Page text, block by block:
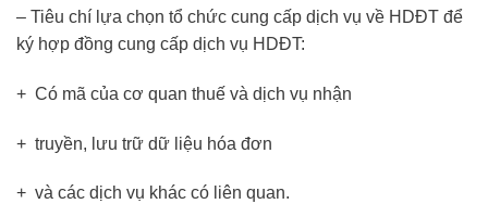
– Tiêu chí lựa chọn tổ chức cung cấp dịch vụ về HDĐT để
ký hợp đồng cung cấp dịch vụ HDĐT:
+ Có mã của cơ quan thuế và dịch vụ nhận
+ truyền, lưu trữ dữ liệu hóa đơn
+ và các dịch vụ khác có liên quan.